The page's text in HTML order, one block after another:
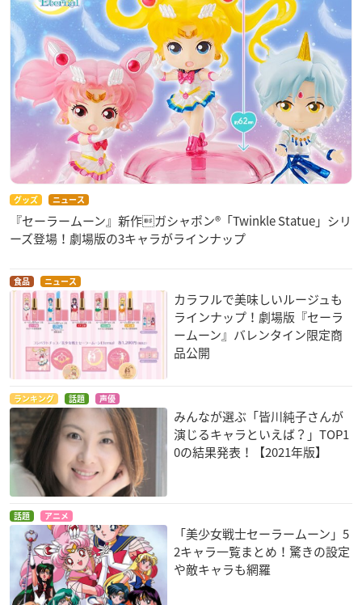
グッズ ニュース
『セーラームーン』新作ガシャポン®「Twinkle Statue」シリ
ーズ登場！劇場版の3キャラがラインナップ
食品 ニュース
カラフルで美味しいルージュも
ラインナップ！劇場版『セーラ
ームーン』バレンタイン限定商
品公開
ランキング 話題 声優
みんなが選ぶ「皆川純子さんが
演じるキャラといえば？」TOP1
0の結果発表！【2021年版】
話題 アニメ
「美少女戦士セーラームーン」5
2キャラ一覧まとめ！驚きの設定
や敵キャラも網羅